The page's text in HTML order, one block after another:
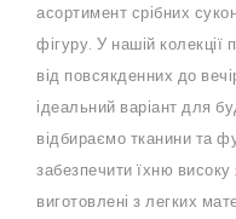
асортимент срібних
фігуру. У нашій колекції
від повсякденних до
ідеальний варіант для
відбираємо тканини та
забезпечити їхню високу
виготовлені з легких